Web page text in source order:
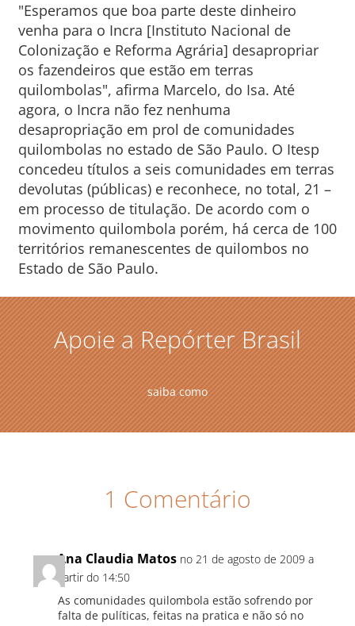
"Esperamos que boa parte deste dinheiro
venha para o Incra [Instituto Nacional de
Colonização e Reforma Agrária] desapropriar
os fazendeiros que estão em terras
quilombolas", afirma Marcelo, do Isa. Até
agora, o Incra não fez nenhuma
desapropriação em prol de comunidades
quilombolas no estado de São Paulo. O Itesp
concedeu títulos a seis comunidades em terras
devolutas (públicas) e reconhece, no total, 21 –
em processo de titulação. De acordo com o
movimento quilombola porém, há cerca de 100
territórios remanescentes de quilombos no
Estado de São Paulo.
Apoie a Repórter Brasil
saiba como
1 Comentário
Ana Claudia Matos no 21 de agosto de 2009 a
partir do 14:50
As comunidades quilombola estão sofrendo por
falta de pulíticas, feitas na pratica e não só no